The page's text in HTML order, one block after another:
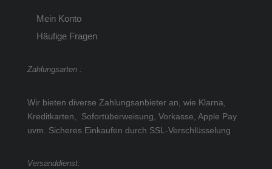
Mein Konto
Häufige Fragen
Zahlungsarten :
Wir bieten diverse Zahlungsanbieter an, wie Klarna,
Kreditkarten, Sofortüberweisung, Vorkasse, Apple Pay
uvm. Sicheres Einkaufen durch SSL-Verschlüsselung
Versanddienst: